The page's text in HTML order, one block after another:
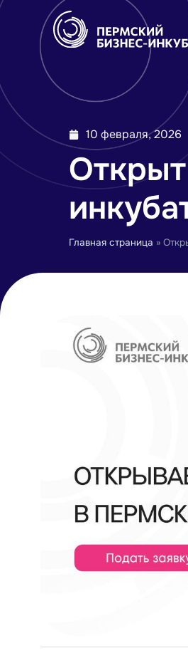
10 февраля, 2026
Главная страница »